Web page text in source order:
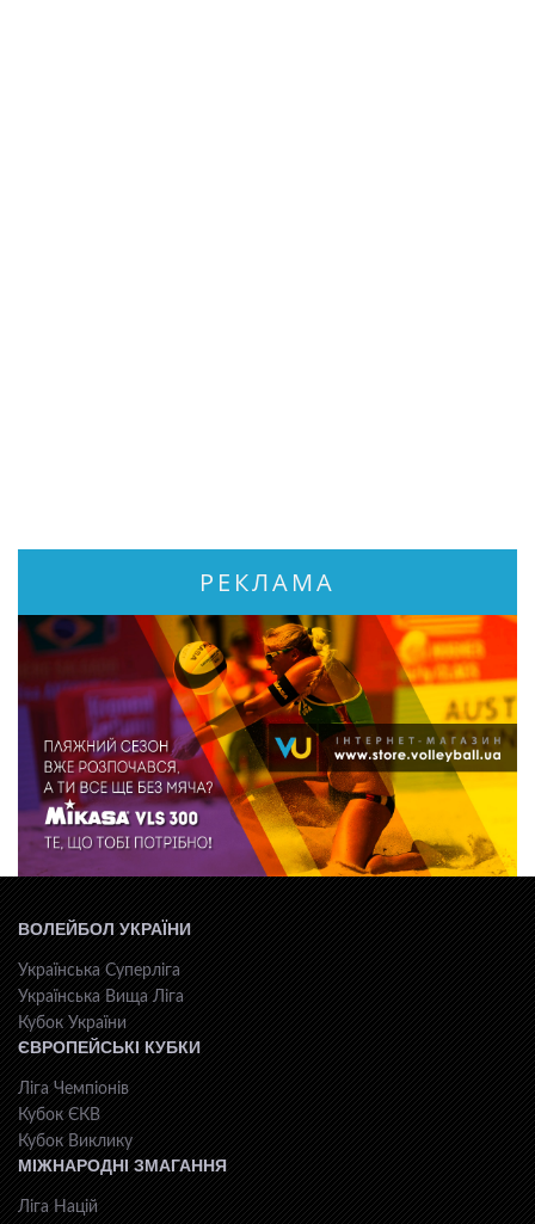
РЕКЛАМА
ВОЛЕЙБОЛ УКРАЇНИ
Українська Суперліга
Українська Вища Ліга
Кубок України
ЄВРОПЕЙСЬКІ КУБКИ
Ліга Чемпіонів
Кубок ЄКВ
Кубок Виклику
МІЖНАРОДНІ ЗМАГАННЯ
Ліга Націй